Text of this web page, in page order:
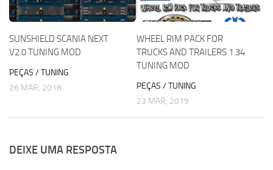
SUNSHIELD SCANIA NEXT
V2.0 TUNING MOD
PEÇAS / TUNING
26 MAR, 2018
WHEEL RIM PACK FOR
TRUCKS AND TRAILERS 1.34
TUNING MOD
PEÇAS / TUNING
23 MAR, 2019
DEIXE UMA RESPOSTA